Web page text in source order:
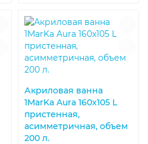
Акриловая ванна
1MarKa Aura 160x105 L
пристенная,
асимметричная, объем
200 л.